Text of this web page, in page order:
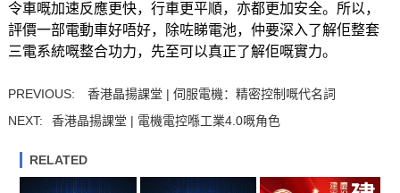
令車嘅加速反應更快，行車更平順，亦都更加安全。所以，
評價一部電動車好唔好，除咗睇電池，仲要深入了解佢整套
三電系統嘅整合功力，先至可以真正了解佢嘅實力。
PREVIOUS:
香港晶揚課堂 | 伺服電機：精密控制嘅代名詞
NEXT:
香港晶揚課堂 | 電機電控喺工業4.0嘅角色
RELATED